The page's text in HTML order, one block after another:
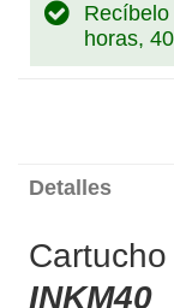
horas,
Detalles
INKM40